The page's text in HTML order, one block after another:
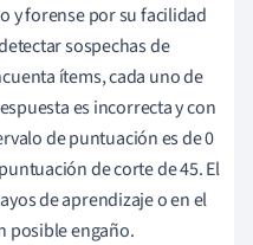
y forense por su facilidad
sospechas de
ítems, cada uno de
es incorrecta y con
de puntuación es de 0
de corte de 45. El
de aprendizaje o en el
posible engaño.